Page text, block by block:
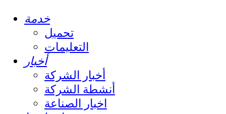
خدمة
تحميل
التعليمات
أخبار
أخبار الشركة
أنشطة الشركة
اخبار الصناعة